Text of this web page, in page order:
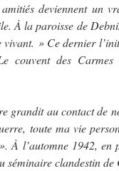
deviennent un
À la paroisse de
vivant. » Ce dernier
couvent des
grandit au contact de
toute ma vie
À l’automne 1942,
séminaire clandestin